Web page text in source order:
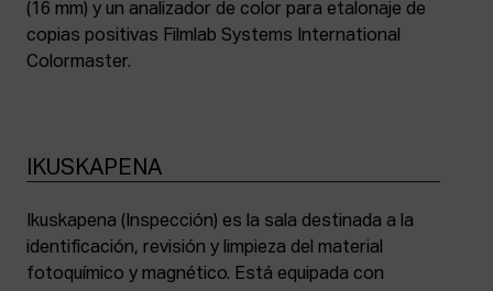
(16 mm) y un analizador de color para etalonaje de
copias positivas Filmlab Systems International
Colormaster.
IKUSKAPENA
Ikuskapena (Inspección) es la sala destinada a la
identificación, revisión y limpieza del material
fotoquímico y magnético. Está equipada con